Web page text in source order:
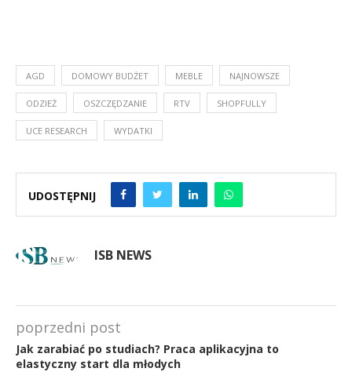
AGD DOMOWY BUDŻET MEBLE NAJNOWSZE
ODZIEŻ OSZCZĘDZANIE RTV SHOPFULLY
UCE RESEARCH WYDATKI
UDOSTĘPNIJ
ISB NEWS
poprzedni post
Jak zarabiać po studiach? Praca aplikacyjna to
elastyczny start dla młodych